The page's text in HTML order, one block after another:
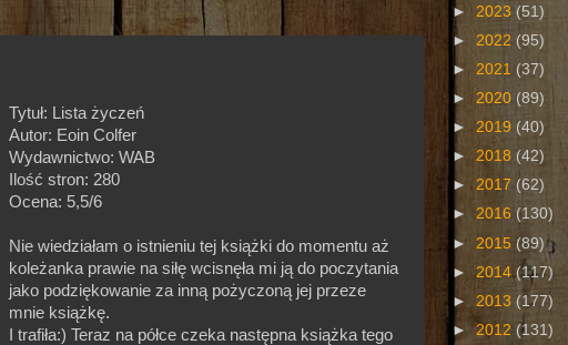
Tytuł: Lista życzeń
Autor: Eoin Colfer
Wydawnictwo: WAB
Ilość stron: 280
Ocena: 5,5/6
Nie wiedziałam o istnieniu tej książki do momentu aż
koleżanka prawie na siłę wcisnęła mi ją do poczytania
jako podziękowanie za inną pożyczoną jej przeze
mnie książkę.
I trafiła:) Teraz na półce czeka następna książka tego
► 2023 (51)
► 2022 (95)
► 2021 (37)
► 2020 (89)
► 2019 (40)
► 2018 (42)
► 2017 (62)
► 2016 (130)
► 2015 (89)
► 2014(117)
► 2013 (177)
► 2012 (131)